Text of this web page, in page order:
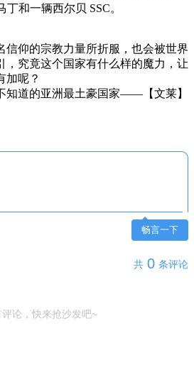
丁和一辆西尔贝 SSC。
仰的宗教力量所折服，也会被世界
，究竟这个国家有什么样的魔力，让
加呢？
知道的亚洲最土豪国家——【文莱】
畅言一下
共 0 条评论
评论，快来抢沙发吧~